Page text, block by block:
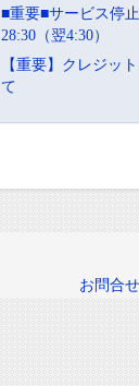
■重要■サービス停
28:30（翌4:30）
【重要】クレジッ
て
お問合